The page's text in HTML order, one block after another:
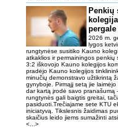
Penkių
2026 m.
lygos
rungtynėse susitiko Kauno
atkaklios ir permainingos
3:2 iškovojo Kauno kolegijos
pradėjo Kauno kolegijos
minučių demonstravo užtikrintą
gynyboje. Pirmąjį setą jie
dar kartą įrodė savo pranašumą
rungtynės gali baigtis greitai,
pasiduoti.Trečiajame sete KTU
iniciatyvą. Tikslesnis žaidimas
skaičius leido jiems sumažinti
<...>